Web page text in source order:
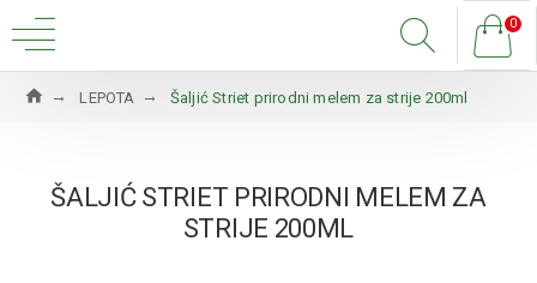
0
LEPOTA Šaljić Striet prirodni melem za strije 200ml
ŠALJIĆ STRIET PRIRODNI MELEM ZA
STRIJE 200ML